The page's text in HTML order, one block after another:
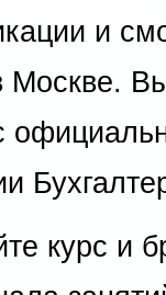
и
Москве.
курс и